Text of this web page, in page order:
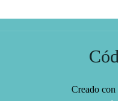
Creado con